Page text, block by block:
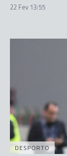
22 Fev 13:55
DESPORTO